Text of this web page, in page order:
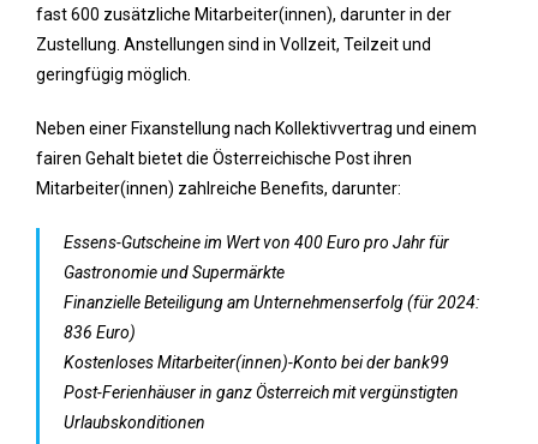
fast 600 zusätzliche Mitarbeiter(innen), darunter in der
Zustellung. Anstellungen sind in Vollzeit, Teilzeit und
geringfügig möglich.
Neben einer Fixanstellung nach Kollektivvertrag und einem
fairen Gehalt bietet die Österreichische Post ihren
Mitarbeiter(innen) zahlreiche Benefits, darunter:
Essens-Gutscheine im Wert von 400 Euro pro Jahr für
Gastronomie und Supermärkte
Finanzielle Beteiligung am Unternehmenserfolg (für 2024:
836 Euro)
Kostenloses Mitarbeiter(innen)-Konto bei der bank99
Post-Ferienhäuser in ganz Österreich mit vergünstigten
Urlaubskonditionen